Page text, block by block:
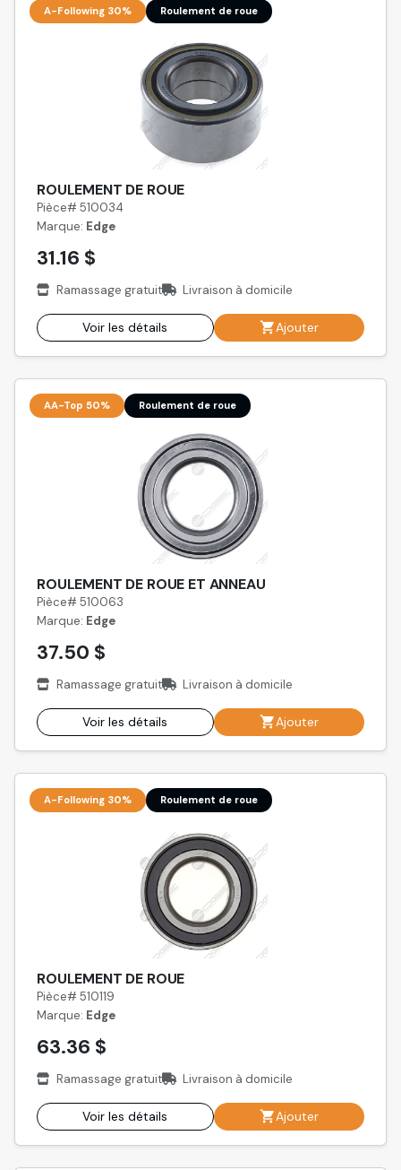
A-Following 30% Roulement de roue
ROULEMENT DE ROUE
Pièce# 510034
Marque: Edge
31.16 $
Ramassage gratuit Livraison à domicile
Voir les détails Ajouter
AA-Top 50% Roulement de roue
ROULEMENT DE ROUE ET ANNEAU
Pièce# 510063
Marque: Edge
37.50 $
Ramassage gratuit Livraison à domicile
Voir les détails Ajouter
A-Following 30% Roulement de roue
ROULEMENT DE ROUE
Pièce# 510119
Marque: Edge
63.36 $
Ramassage gratuit Livraison à domicile
Voir les détails Ajouter